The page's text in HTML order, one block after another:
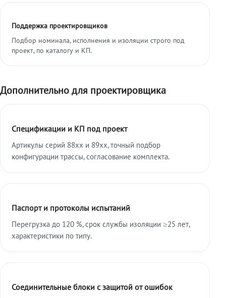
Поддержка проектировщиков
Подбор номинала, исполнения и изоляции строго под
проект, по каталогу и КП.
Дополнительно для проектировщика
Спецификации и КП под проект
Артикулы серий 88xx и 89xx, точный подбор
конфигурации трассы, согласование комплекта.
Паспорт и протоколы испытаний
Перегрузка до 120 %, срок службы изоляции ≥25 лет,
характеристики по типу.
Соединительные блоки с защитой от ошибок